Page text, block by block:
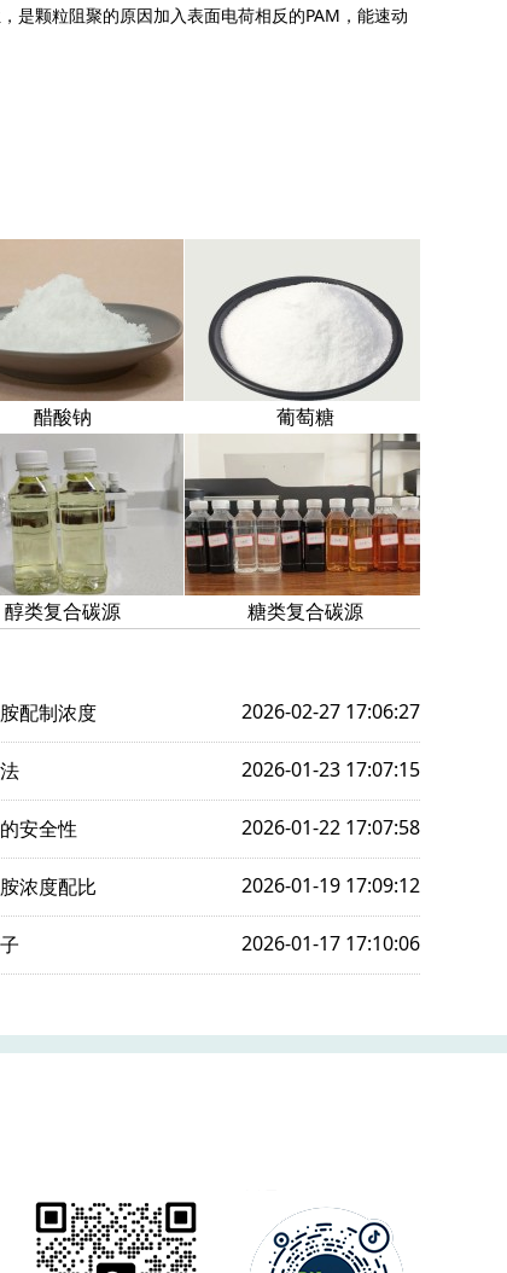
是颗粒阻聚的原因加入表面电荷相反的PAM，能速动
醋酸钠 葡萄糖
醇类复合碳源 糖类复合碳源
配制浓度 2026-02-27 17:06:27
2026-01-23 17:07:15
安全性 2026-01-22 17:07:58
浓度配比 2026-01-19 17:09:12
2026-01-17 17:10:06